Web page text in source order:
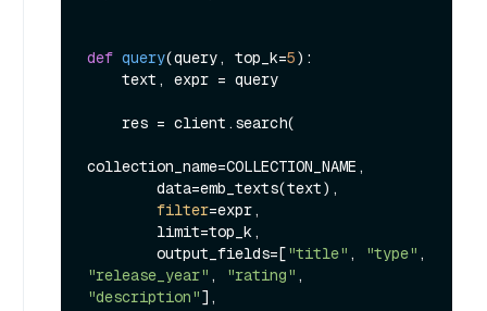
def query(query, top_k=5):
collection_name=COLLECTION_NAME,
filter=expr,
        output_fields=[
"title" , "type"
"release_year" , "rating"
"description"],